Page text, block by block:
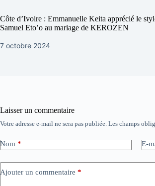
Côte d’Ivoire : Emmanuelle Keita apprécié le
Samuel Eto’o au mariage de KEROZEN
7 octobre 2024
Laisser un commentaire
Votre adresse e-mail ne sera pas publiée. Les champs
Nom * E-
Ajouter un commentaire *